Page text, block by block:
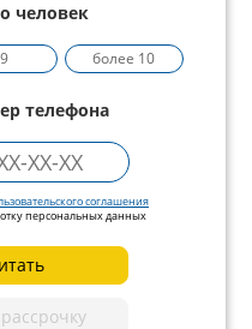
человек
более 10
телефона
соглашения
персональных данных